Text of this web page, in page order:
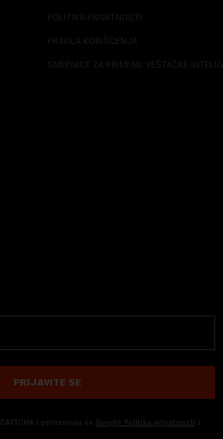
POLITIKA PRIVATNOSTI
PRAVILA KORIŠĆENJA
SMERNICE ZA PRIMENU VEŠTAČKE
PRIJAVITE SE
i primenjuju se Google Politika privatnosti i